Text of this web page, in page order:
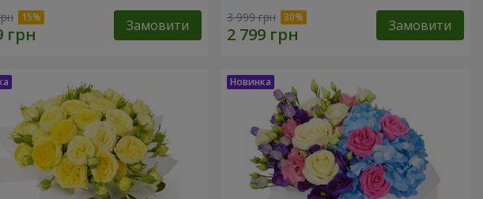
Замовити 3 999 грн Замовити